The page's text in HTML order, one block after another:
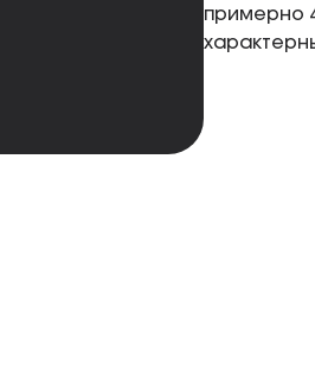
примерно